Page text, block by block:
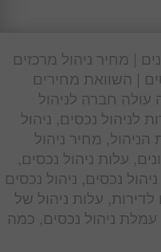
| מחיר ניהול מרכזים
| השוואת מחירים
עולה חברה לניהול
לניהול נכסים, ניהול
מחיר ניהול
עלות ניהול נכסים,
נכסים, ניהול נכסים
לדירות, עלות ניהול של
עמלת ניהול נכסים, כמה